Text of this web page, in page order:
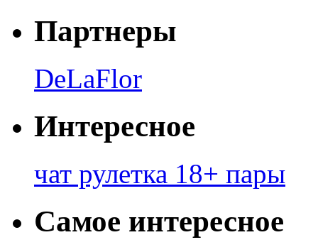
Партнеры
DeLaFlor
Интересное
чат рулетка 18+ пары
Самое интересное